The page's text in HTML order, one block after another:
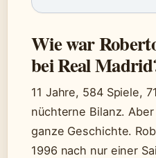
Wie war
bei Real
11 Jahre, 584 Spiele,
nüchterne Bilanz.
ganze Geschichte.
1996 nach nur einer